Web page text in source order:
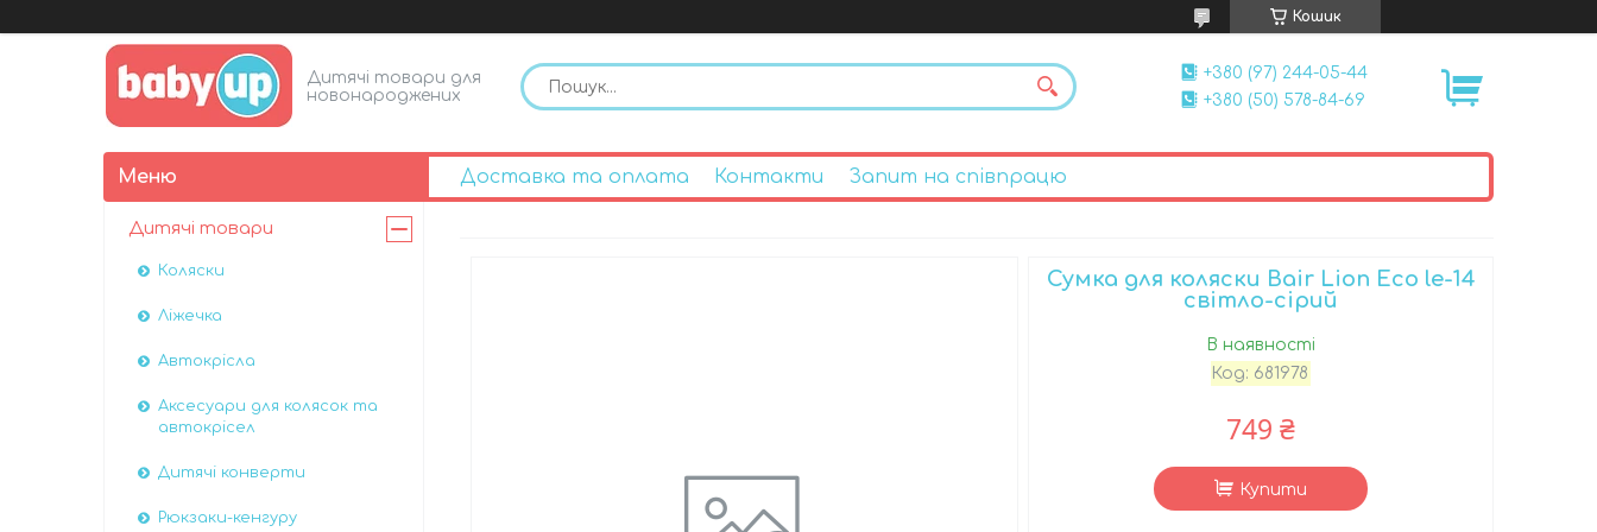
Кошик
Дитячі товари для
новонароджених
+380 (97) 244-05-44
+380 (50) 578-84-69
Доставка та оплата Контакти Запит на співпрацю
Сумка для коляски Bair Lion Eco le-14
світло-сірий
В наявності
Код: 681978
749 ₴
Купити
Дитячі товари
Коляски
Ліжечка
Автокрісла
Аксесуари для колясок та
автокрісел
Дитячі конверти
Рюкзаки-кенгуру